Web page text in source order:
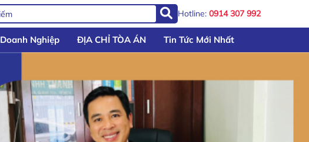
Hotline: 0914 307 992
Doanh Nghiệp ĐỊA CHỈ TÒA ÁN Tin Tức Mới Nhất